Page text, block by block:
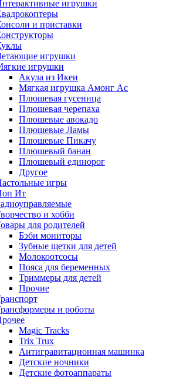
игрушки
и приставки
игрушки
игрушки
Акула из Икеи
Мягкая игрушка Амонг Ас
Плюшевая гусеница
Плюшевая черепаха
Плюшевые авокадо
Плюшевые Ламы
Плюшевые Пикачу
Плюшевый банан
Плюшевый единорог
Другое
игры
Ит
и хобби
для родителей
Бэби мониторы
Зубные щетки для детей
Молокоотсосы
Пояса для беременных
Триммеры для детей
Прочие
и роботы
Magic Tracks
Trix Trux
Антигравитационная машинка
Детские ночники
Детские фотоаппараты